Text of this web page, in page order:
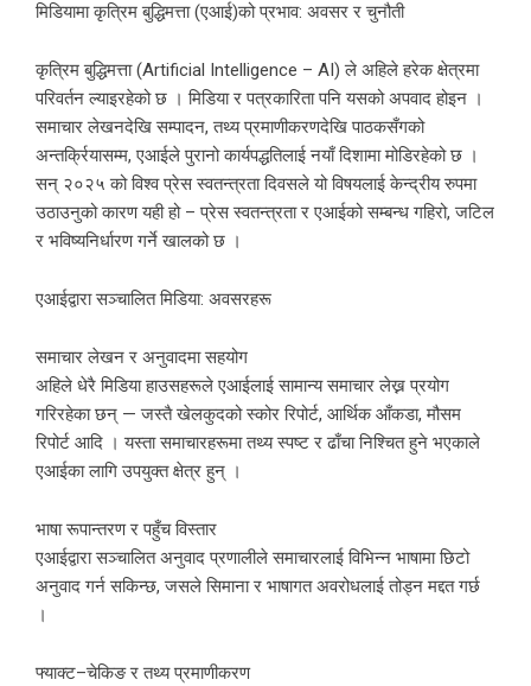
मिडियामा कृत्रिम बुद्धिमत्ता (एआई)को प्रभाव: अवसर र चुनौती
कृत्रिम बुद्धिमत्ता (Artificial Intelligence – AI) ले अहिले हरेक क्षेत्रमा
परिवर्तन ल्याइरहेको छ । मिडिया र पत्रकारिता पनि यसको अपवाद होइन ।
समाचार लेखनदेखि सम्पादन, तथ्य प्रमाणीकरणदेखि पाठकसँगको
अन्तर्क्रियासम्म, एआईले पुरानो कार्यपद्धतिलाई नयाँ दिशामा मोडिरहेको छ ।
सन् २०२५ को विश्व प्रेस स्वतन्त्रता दिवसले यो विषयलाई केन्द्रीय रुपमा
उठाउनुको कारण यही हो – प्रेस स्वतन्त्रता र एआईको सम्बन्ध गहिरो, जटिल
र भविष्यनिर्धारण गर्ने खालको छ ।
एआईद्वारा सञ्चालित मिडिया: अवसरहरू
समाचार लेखन र अनुवादमा सहयोग
अहिले धेरै मिडिया हाउसहरूले एआईलाई सामान्य समाचार लेख्न प्रयोग
गरिरहेका छन् — जस्तै खेलकुदको स्कोर रिपोर्ट, आर्थिक आँकडा, मौसम
रिपोर्ट आदि । यस्ता समाचारहरूमा तथ्य स्पष्ट र ढाँचा निश्चित हुने भएकाले
एआईका लागि उपयुक्त क्षेत्र हुन् ।
भाषा रूपान्तरण र पहुँच विस्तार
एआईद्वारा सञ्चालित अनुवाद प्रणालीले समाचारलाई विभिन्न भाषामा छिटो
अनुवाद गर्न सकिन्छ, जसले सिमाना र भाषागत अवरोधलाई तोड्न मद्दत गर्छ
।
फ्याक्ट–चेकिङ र तथ्य प्रमाणीकरण